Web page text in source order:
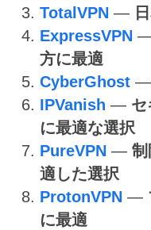
TotalVPN —
ExpressVPN
方に最適
CyberGhost —
IPVanish — セ
に最適な選択
PureVPN — 制
適した選択
ProtonVPN —
に最適